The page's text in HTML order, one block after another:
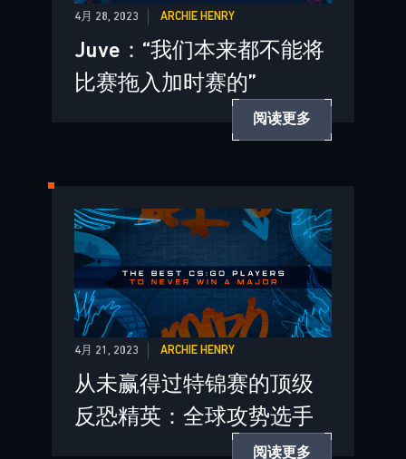
4月 28, 2023 ARCHIE HENRY
Juve：“我们本来都不能将
比赛拖入加时赛的”
阅读更多
4月 21, 2023 ARCHIE HENRY
从未赢得过特锦赛的顶级
反恐精英：全球攻势选手
阅读更多